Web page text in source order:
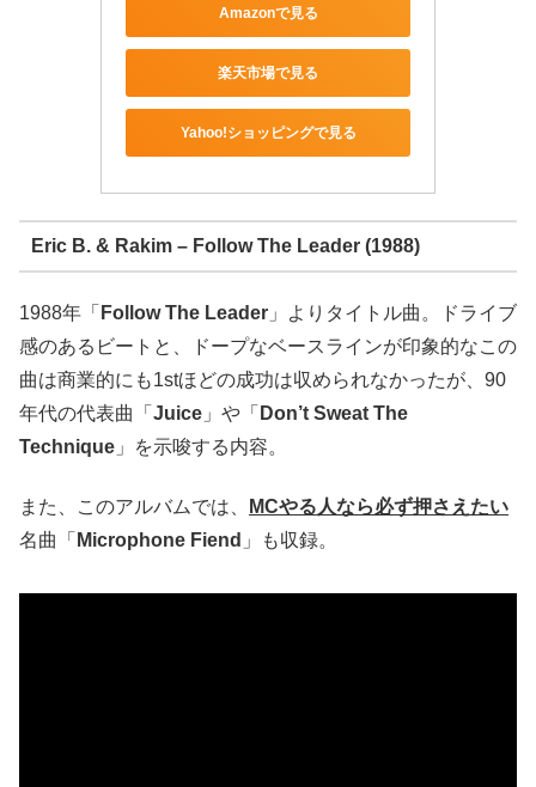
Amazonで見る
楽天市場で見る
Yahoo!ショッピングで見る
Eric B. & Rakim – Follow The Leader (1988)
1988年「 Follow The Leader 」よりタイトル曲。ドライブ
感のあるビートと、ドープなベースラインが印象的なこの
曲は商業的にも1stほどの成功は収められなかったが、90
年代の代表曲「 Juice 」や「 Don’t Sweat The
Technique 」を示唆する内容。
また、このアルバムでは、
MCやる人なら必ず押さえたい
名曲「 Microphone Fiend 」も収録。